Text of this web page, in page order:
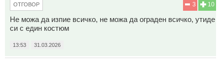
10
3
ОТГОВОР
Не можа да изпие всичко, не можа да ограден всичко, утиде
си с един костюм
13:53 31.03.2026